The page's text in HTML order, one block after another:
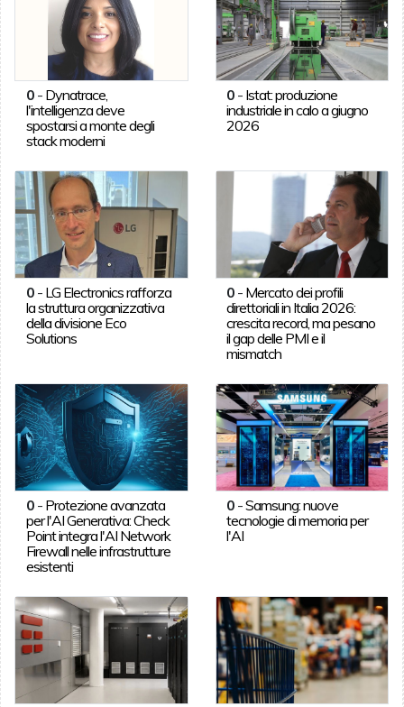
0- Dynatrace,
l'intelligenza deve
spostarsi a monte degli
stack moderni
0 - Istat: produzione
industriale in calo a giugno
2026
0- LG Electronics rafforza
la struttura organizzativa
della divisione Eco
Solutions
0 - Mercato dei profili
direttoriali in Italia 2026:
crescita record, ma pesano
il gap delle PMI e il
mismatch
0- Protezione avanzata
per l'AI Generativa: Check
Point integra l'AI Network
Firewall nelle infrastrutture
esistenti
0 -Samsung: nuove
tecnologie di memoria per
l'AI